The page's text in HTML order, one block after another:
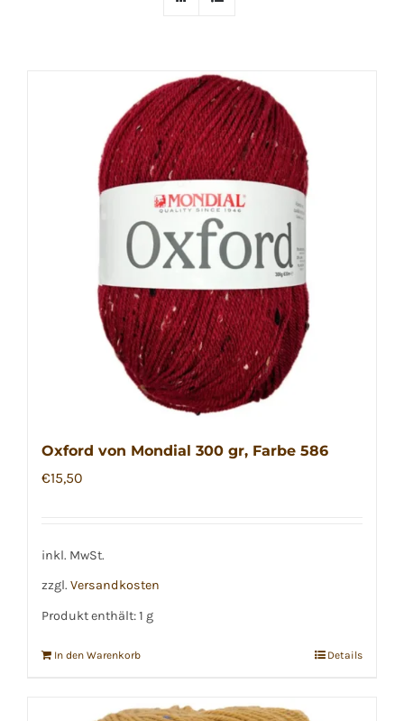
Oxford von Mondial 300 gr, Farbe 586
€15,50
inkl. MwSt.
zzgl. Versandkosten
Produkt enthält: 1 g
In den Warenkorb Details